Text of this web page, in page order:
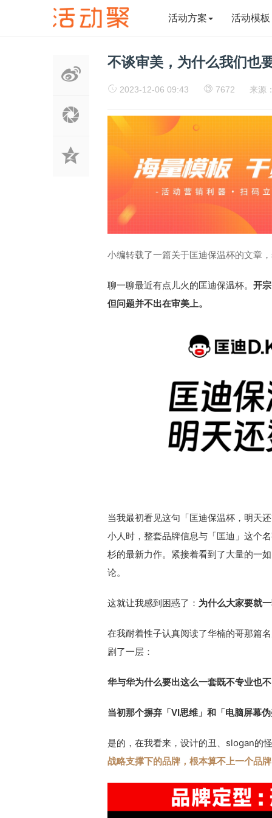
活动方案 活动模板
不谈审美，为什么我们也
2023-12-06 09:43 7672 来源
小编转载了一篇关于匡迪保温杯的文章
聊一聊最近有点儿火的匡迪保温杯。 开
但问题并不出在审美上。
当我最初看见这句「匡迪保温杯，明天
小人时，整套品牌信息与「匡迪」这个
杉的最新力作。紧接着看到了大量的一
论。
这就让我感到困惑了： 为什么大家要就
在我耐着性子认真阅读了华楠的哥那篇
剧了一层：
华与华为什么要出这么一套既不专业也
当初那个摒弃「VI思维」和「电脑屏幕
是的，在我看来，设计的丑、slogan的
战略支撑下的品牌，根本算不上一个品